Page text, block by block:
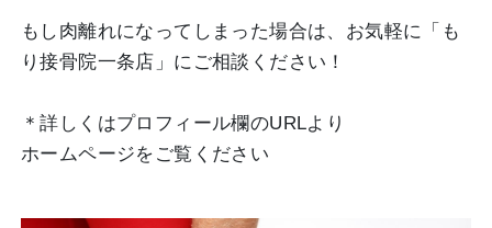
もし肉離れになってしまった場合は、お気軽に「も
り接骨院一条店」にご相談ください！
＊詳しくはプロフィール欄のURLより
ホームページをご覧ください